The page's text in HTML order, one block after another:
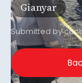
Gianyar
Submitted by